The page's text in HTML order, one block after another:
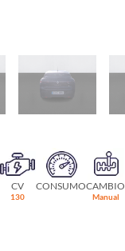
CV
130
CONSUMOCAMBIO
Manual